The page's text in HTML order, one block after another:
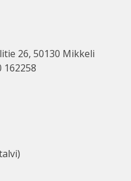
26, 50130 Mikkeli
162258